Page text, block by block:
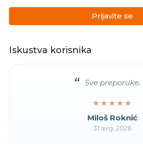
Prijavite se
Iskustva korisnika
Sve preporuke.
★★★★★
★★★★★
Miloš Roknić
31 avg. 2026